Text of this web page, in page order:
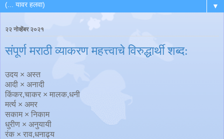
▼
२२ नोव्हेंबर २०२१
संपूर्ण मराठी व्याकरण महत्त्वाचे विरुद्धार्थी शब्द:
उदय × अस्त
आदी × अनादी
किंकर,चाकर × मालक,धनी
मर्त्य × अमर
सकाम × निकाम
धुरीण × अनुयायी
रंक × राव,धनाढ्य